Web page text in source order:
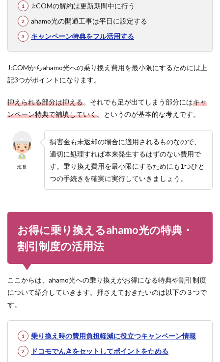
J:COMの解約は更新期間中に行う
ahamo光の開通工事は平日に設定する
キャンペーン特典をフル活用する
J:COMからahamo光への乗り換え費用を最小限にするためには上
記3つがポイントになります。
抑えられる部分は抑える。それでも足が出てしまう部分にはキャ
ンペーン特典で補填していく。というのが基本的な考えです。
班長
損害金も未返却の場合に適用されるものなので、
適切に処理すれば本来発生するはずのない費用で
す。乗り換え費用を最小限にするためにも1つひと
つの手続きを確実に実行していきましょう。
お得に乗り換えるahamo光の特典・
割引制度の活用法
ここからは、ahamo光への乗り換えがお得になる特典や割引制度
について紹介していきます。押さえておきたいのは以下の３つで
す。
乗り換え時の費用負担軽減に役立つキャンペーン情報
ドコモでんきをセットしてポイントをためる